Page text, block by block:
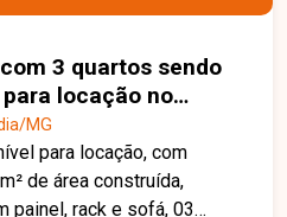
3 quartos sendo
locação no
Uberlândia-MG
MG
para locação, com
de área construída,
painel, rack e sofá, 03